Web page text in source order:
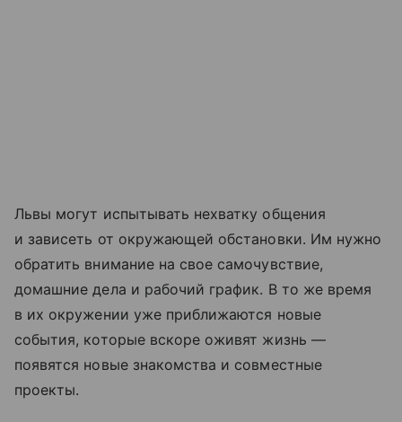
Львы могут испытывать нехватку общения
и зависеть от окружающей обстановки. Им нужно
обратить внимание на свое самочувствие,
домашние дела и рабочий график. В то же время
в их окружении уже приближаются новые
события, которые вскоре оживят жизнь —
появятся новые знакомства и совместные
проекты.